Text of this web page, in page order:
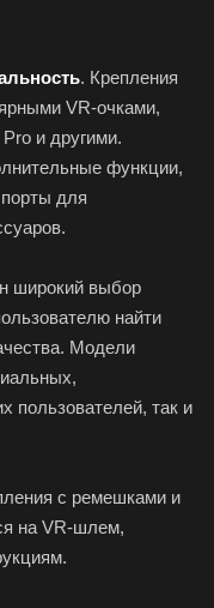
. Крепления
VR-очками,
и другими.
функции,
для
широкий выбор
найти
Модели
пользователей, так и
с ремешками и
на VR-шлем,